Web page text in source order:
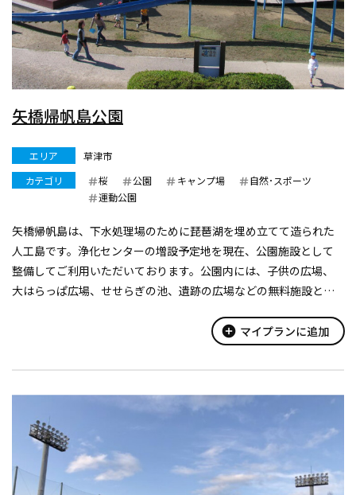
矢橋帰帆島公園
エリア
草津市
カテゴリ
桜 公園 キャンプ場
自然･スポーツ
運動公園
矢橋帰帆島は、下水処理場のために琵琶湖を埋め立てて造られた
人工島です。浄化センターの増設予定地を現在、公園施設として
整備してご利用いただいております。公園内には、子供の広場、
大はらっぱ広場、せせらぎの池、遺跡の広場などの無料施設とキ
add_circle マイプランに追加